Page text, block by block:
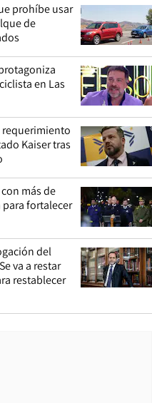
prohíbe usar
de
en Las
requerimiento
Kaiser tras
más de
para fortalecer
del
va a restar
restablecer